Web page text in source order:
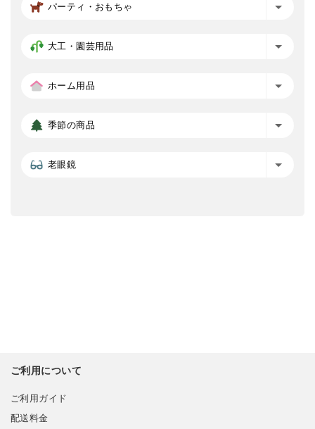
パーティ・おもちゃ
大工・園芸用品
ホーム用品
季節の商品
老眼鏡
ご利用について
ご利用ガイド
配送料金